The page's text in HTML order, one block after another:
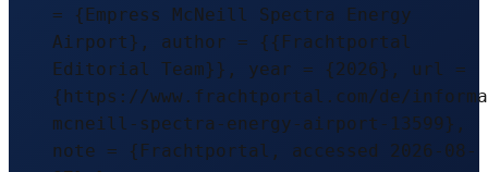
= {Empress McNeill Spectra Energy
Airport}, author = {{Frachtportal
Editorial Team}}, year = {2026}, url =
{https://www.frachtportal.com/de/
mcneill-spectra-energy-airport-13599},
note = {Frachtportal, accessed 2026-08-